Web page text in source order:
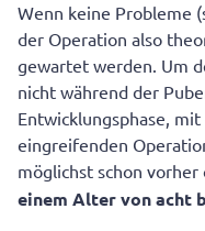
Wenn keine Probleme
der Operation also
gewartet werden. Um
nicht während der
Entwicklungsphase,
eingreifenden
möglichst schon
einem Alter von acht